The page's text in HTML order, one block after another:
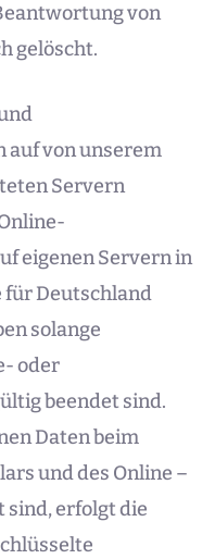
von
gelöscht.
von unserem
Servern
eigenen Servern in
für Deutschland
solange
oder
beendet sind.
Daten beim
und des Online –
erfolgt die